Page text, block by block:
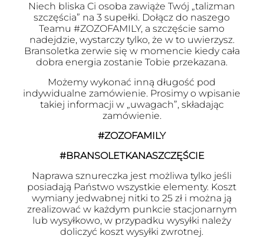
Niech bliska Ci osoba zawiąże Twój „talizman
szczęścia” na 3 supełki. Dołącz do naszego
Teamu #ZOZOFAMILY, a szczęście samo
nadejdzie, wystarczy tylko, że w to uwierzysz.
Bransoletka zerwie się w momencie kiedy cała
dobra energia zostanie Tobie przekazana.
Możemy wykonać inną długość pod
indywidualne zamówienie. Prosimy o wpisanie
takiej informacji w „uwagach”, składając
zamówienie.
#ZOZOFAMILY
#BRANSOLETKANASZCZĘŚCIE
Naprawa sznureczka jest możliwa tylko jeśli
posiadają Państwo wszystkie elementy. Koszt
wymiany jedwabnej nitki to 25 zł i można ją
zrealizować w każdym punkcie stacjonarnym
lub wysyłkowo, w przypadku wysyłki należy
doliczyć koszt wysyłki zwrotnej.